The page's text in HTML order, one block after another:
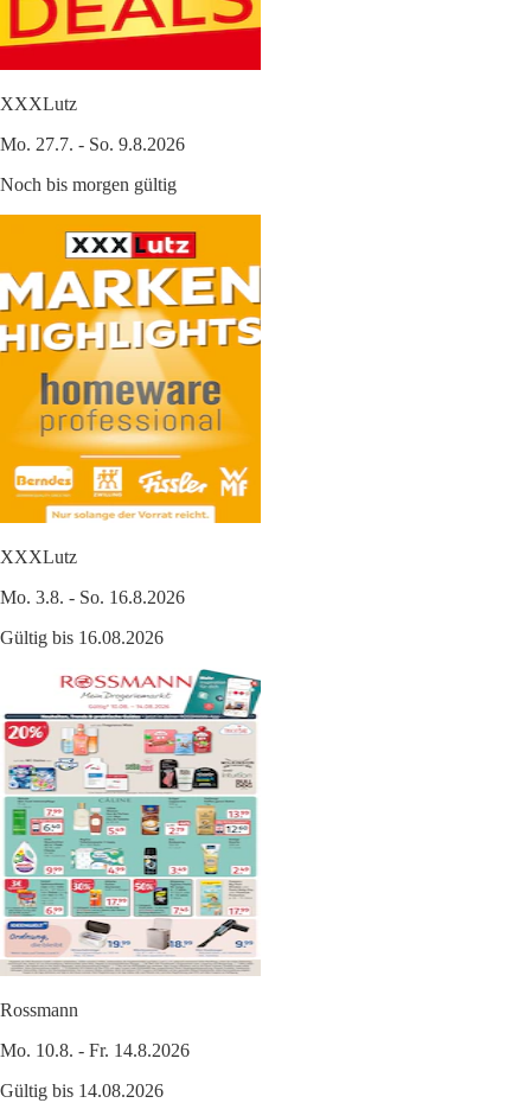
XXXLutz
Mo. 27.7. - So. 9.8.2026
Noch bis morgen gültig
XXXLutz
Mo. 3.8. - So. 16.8.2026
Gültig bis 16.08.2026
Rossmann
Mo. 10.8. - Fr. 14.8.2026
Gültig bis 14.08.2026